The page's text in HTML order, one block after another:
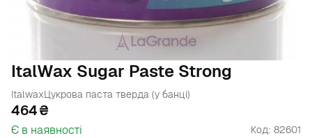
ItalWax Sugar Paste Strong
ItalwaxЦукрова паста тверда (у банці)
464
Є в наявності Код: 82601